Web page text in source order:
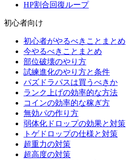
HP割合回復ループ
初心者向け
初心者がやるべきことまとめ
今やるべきことまとめ
部位破壊のやり方
試練進化のやり方と条件
パズドラパスは買うべきか
ランク上げの効率的な方法
コインの効率的な稼ぎ方
無効パの作り方
弱体化ドロップの効果と対策
トゲドロップの仕様と対策
超重力の対策
超高度の対策